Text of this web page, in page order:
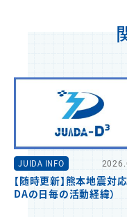
JUIDA INFO
【随時更新】熊本地震対
DAの日毎の活動経緯）